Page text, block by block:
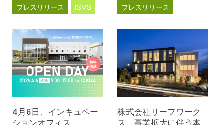
プレスリリース ISMS
プレスリリース
4月6日、インキュベー
ションオフィス
株式会社リーフワーク
ス、事業拡大に伴う本